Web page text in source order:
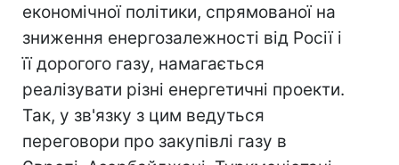
економічної політики, спрямованої на
зниження енергозалежності від Росії і
її дорогого газу, намагається
реалізувати різні енергетичні проекти.
Так, у зв'язку з цим ведуться
переговори про закупівлі газу в